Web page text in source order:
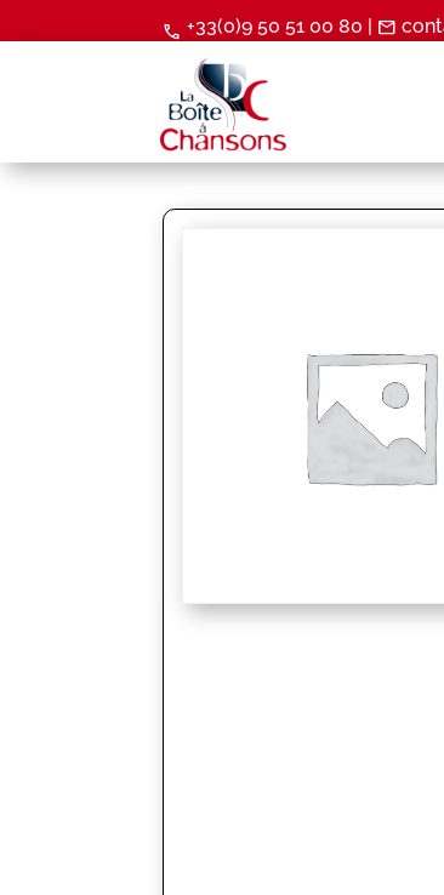
call +33(0)9 50 51 00 80 | mail